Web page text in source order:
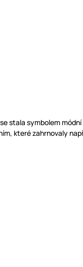
stala symbolem
které zahrnovaly